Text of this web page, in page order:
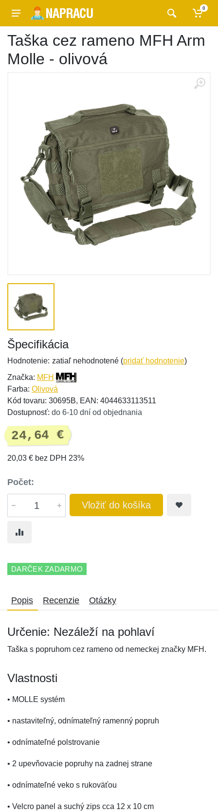
0
Taška cez rameno MFH Arm
Molle - olivová
Špecifikácia
Hodnotenie: zatiaľ nehodnotené (pridať hodnotenie)
Značka: MFH
Farba: Olivová
Kód tovaru: 30695B, EAN: 4044633113511
Dostupnosť: do 6-10 dní od objednania
24,64 €
20,03 € bez DPH 23%
Počet:
Vložiť do košíka
DARČEK ZADARMO
Popis Recenzie Otázky
Určenie: Nezáleží na pohlaví
Taška s popruhom cez rameno od nemeckej značky MFH.
Vlastnosti
• MOLLE systém
• nastaviteľný, odnímateľný ramenný popruh
• odnímateľné polstrovanie
• 2 upevňovacie popruhy na zadnej strane
• odnímateľné veko s rukoväťou
• Velcro panel a suchý zips cca 12 x 10 cm